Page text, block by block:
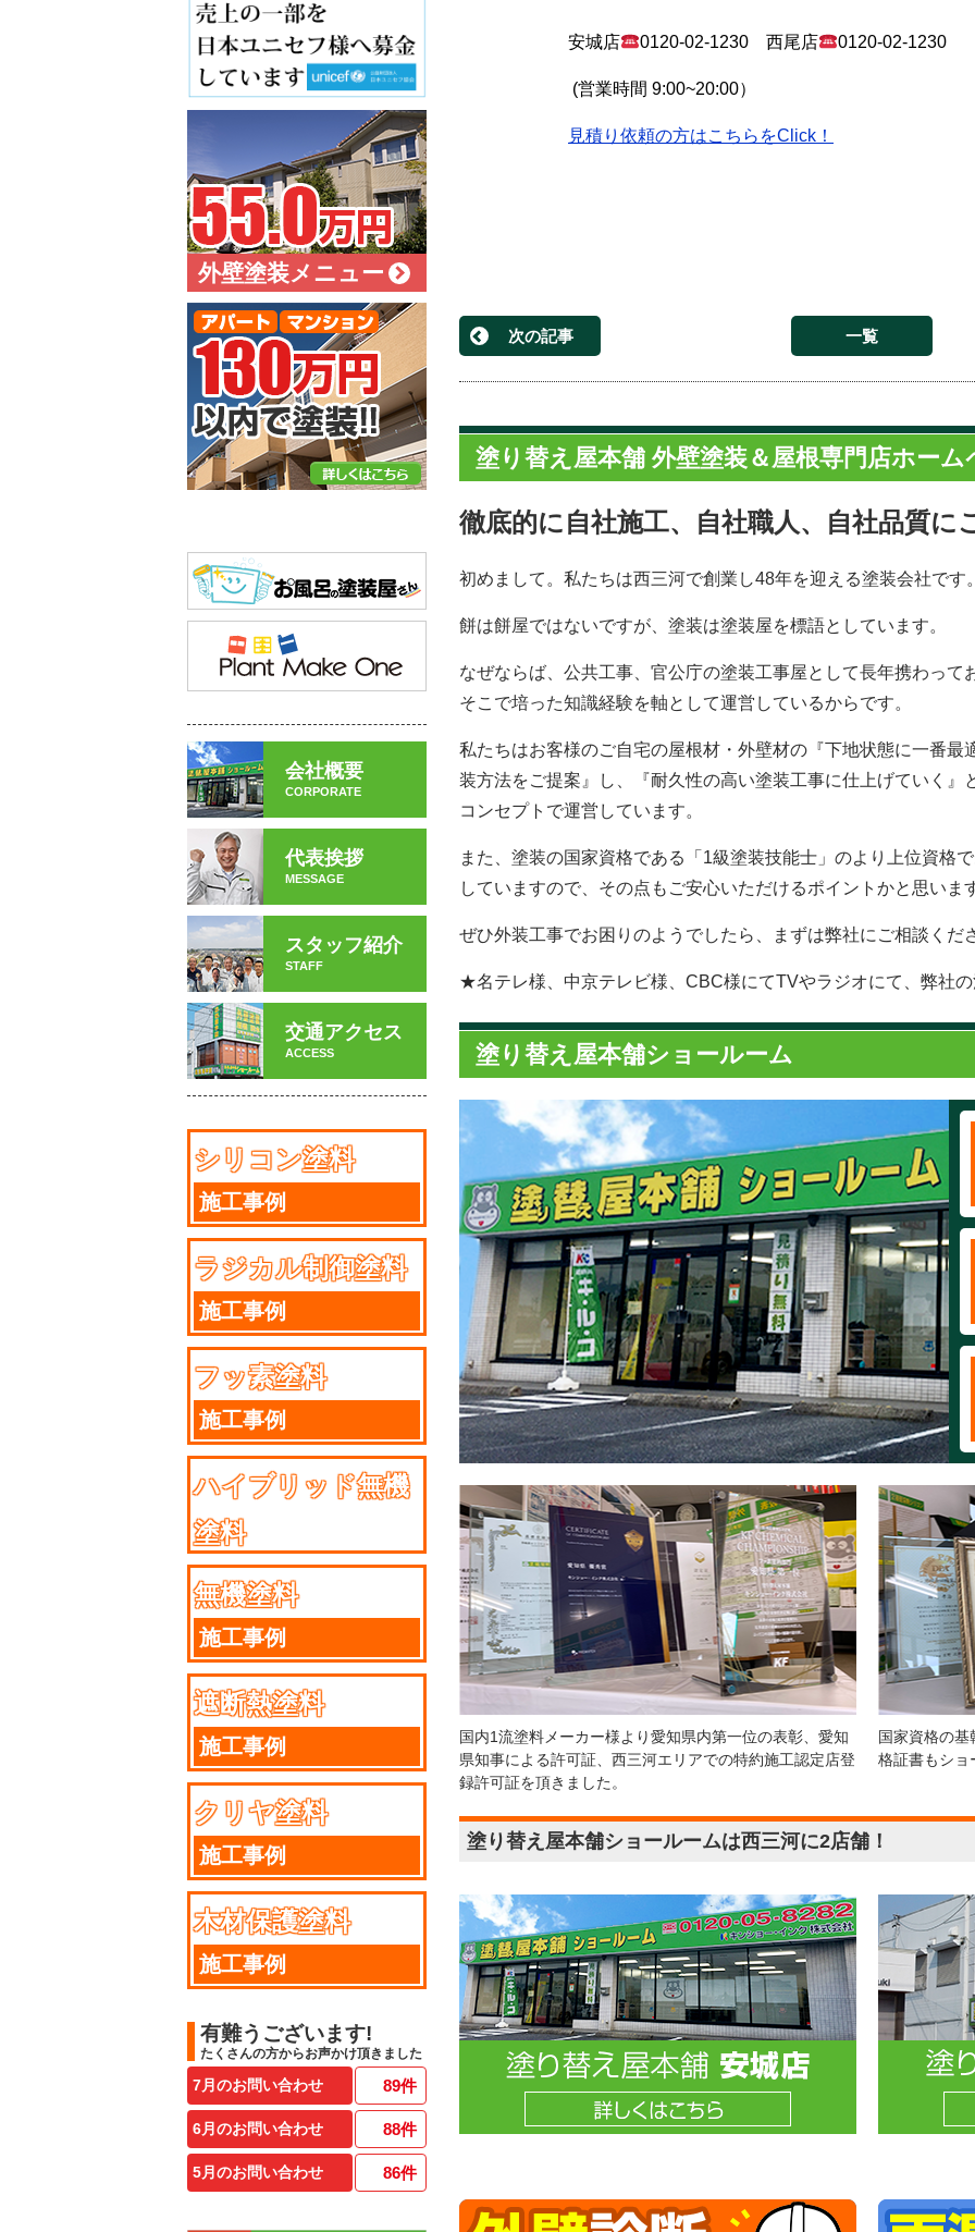
安城店 0120-02-1230 西尾店 0120-02-1230
(営業時間 9:00~20:00）
見積り依頼の方はこちらをClick！
次の記事 一覧
塗り替え屋本舗 外壁塗装＆屋根専門店ホー
徹底的に自社施工、自社職人、自社品質に
初めまして。私たちは西三河で創業し48年を迎える塗装会社です
餅は餅屋ではないですが、塗装は塗装屋を標語としています。
なぜならば、公共工事、官公庁の塗装工事屋として長年携わって
そこで培った知識経験を軸として運営しているからです。
私たちはお客様のご自宅の屋根材・外壁材の『下地状態に一番最
装方法をご提案』し、『耐久性の高い塗装工事に仕上げていく』
コンセプトで運営しています。
また、塗装の国家資格である「1級塗装技能士」のより上位資格
していますので、その点もご安心いただけるポイントかと思いま
ぜひ外装工事でお困りのようでしたら、まずは弊社にご相談くだ
★名テレ様、中京テレビ様、CBC様にてTVやラジオにて、弊社
塗り替え屋本舗ショールーム
国内1流塗料メーカー様より愛知県内第一位の表彰、愛知
県知事による許可証、西三河エリアでの特約施工認定店登
録許可証を頂きました。
国家資格の
格証書もショ
塗り替え屋本舗ショールームは西三河に2店舗！
外壁塗装メニュー
会社概要
CORPORATE
代表挨拶
MESSAGE
スタッフ紹介
STAFF
交通アクセス
ACCESS
シリコン塗料
施工事例
ラジカル制御塗料
施工事例
フッ素塗料
施工事例
ハイブリッド無機
塗料
施工事例
無機塗料
施工事例
遮断熱塗料
施工事例
クリヤ塗料
施工事例
木材保護塗料
施工事例
有難うございます!
たくさんの方からお声かけ頂きました
7月のお問い合わせ 89件
6月のお問い合わせ 88件
5月のお問い合わせ 86件